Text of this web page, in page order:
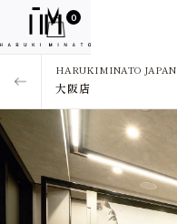
0
HARUKIMINATO JAPAN
大阪店